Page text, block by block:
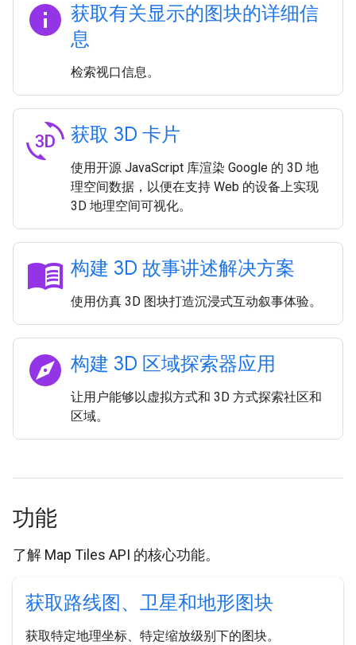
info 获取有关显示的图块的详细信
息
检索视口信息。
3d_rotation 获取 3D 卡片
使用开源 JavaScript 库渲染 Google 的 3D 地
理空间数据，以便在支持 Web 的设备上实现
3D 地理空间可视化。
menu_book 构建 3D 故事讲述解决方案
使用仿真 3D 图块打造沉浸式互动叙事体验。
explore 构建 3D 区域探索器应用
让用户能够以虚拟方式和 3D 方式探索社区和
区域。
功能
了解 Map Tiles API 的核心功能。
获取路线图、卫星和地形图块
获取特定地理坐标、特定缩放级别下的图块。